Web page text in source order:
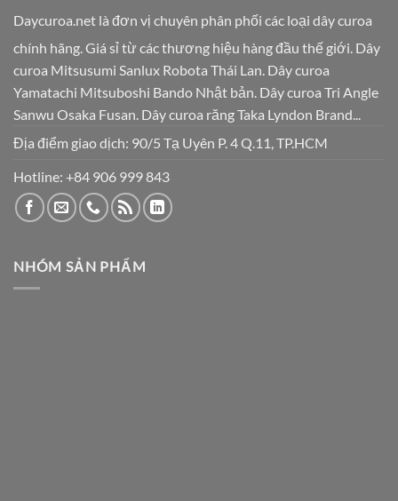
Daycuroa.net là đơn vị chuyên phân phối các loại dây curoa
chính hãng. Giá sỉ từ các thương hiệu hàng đầu thế giới. Dây
curoa Mitsusumi Sanlux Robota Thái Lan. Dây curoa
Yamatachi Mitsuboshi Bando Nhật bản. Dây curoa Tri Angle
Sanwu Osaka Fusan. Dây curoa răng Taka Lyndon Brand...
Địa điểm giao dịch: 90/5 Tạ Uyên P. 4 Q.11, TP.HCM
Hotline: +84 906 999 843
NHÓM SẢN PHẨM